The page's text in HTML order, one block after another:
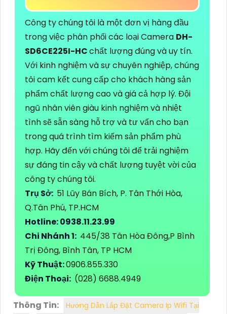
Công ty chúng tôi là một đơn vị hàng đầu
trong việc phân phối các loại Camera DH-
SD6CE225I-HCchất lượng đúng và uy tín.
Với kinh nghiệm và sự chuyên nghiệp, chúng
tôi cam kết cung cấp cho khách hàng sản
phẩm chất lượng cao và giá cả hợp lý. Đội
ngũ nhân viên giàu kinh nghiệm và nhiệt
tình sẽ sẵn sàng hỗ trợ và tư vấn cho bạn
trong quá trình tìm kiếm sản phẩm phù
hợp. Hãy đến với chúng tôi để trải nghiệm
sự đáng tin cậy và chất lượng tuyệt vời của
công ty chúng tôi.
Trụ Sở: 51 Lũy Bán Bích, P. Tân Thới Hòa,
Q.Tân Phú, TP.HCM
Hotline: 0938.11.23.99
Chi Nhánh 1: 445/38 Tân Hòa Đông,P Bình
Trị Đông, Bình Tân, TP HCM
Kỹ Thuật:0906.855.330
Điện Thoại: (028) 6688.4949
Thông Tin:
Hướng Dẫn Lắp Đặt Camera Ip Wifi Tại